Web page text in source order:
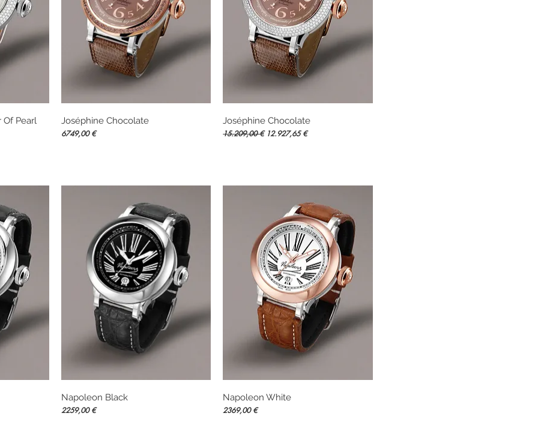
Pearl Vista rápida
Joséphine Chocolate
Precio
6749,00 €
Vista rápida
Joséphine Chocolate
Precio
15.209,00 € Precio de oferta
12.927,65 €
Vista rápida
Napoleon Black
Precio
2259,00 €
Vista rápida
Napoleon White
Precio
2369,00 €